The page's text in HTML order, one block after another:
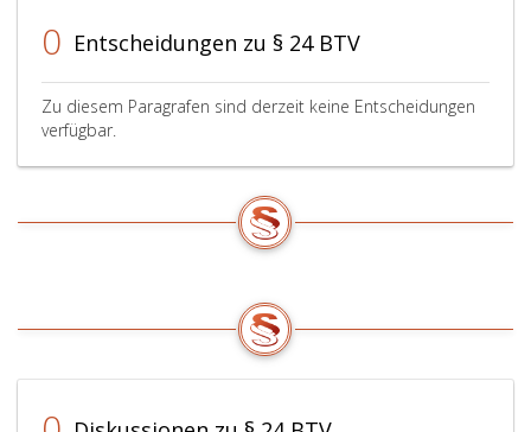
0 Entscheidungen zu § 24 BTV
Zu diesem Paragrafen sind derzeit keine Entscheidungen
verfügbar.